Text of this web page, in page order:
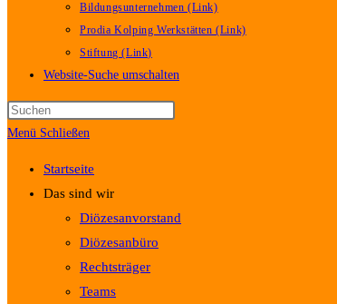
Bildungsunternehmen (Link)
Prodia Kolping Werkstätten (Link)
Stiftung (Link)
Website-Suche umschalten
Menü Schließen
Startseite
Das sind wir
Diözesanvorstand
Diözesanbüro
Rechtsträger
Teams